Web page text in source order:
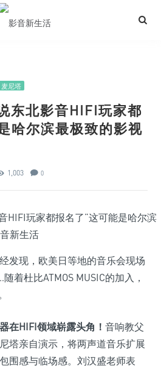
麦尼塔
东北影音HIFI玩家都
哈尔滨最极致的影视
1,003 0
发现，欧美日等地的音乐会现场
着杜比ATMOS MUSIC的加入，
在HIFI领域崭露头角！ 音响教父
塔亲自演示，将两声道音乐扩展
围感与临场感。刘汉盛老师表